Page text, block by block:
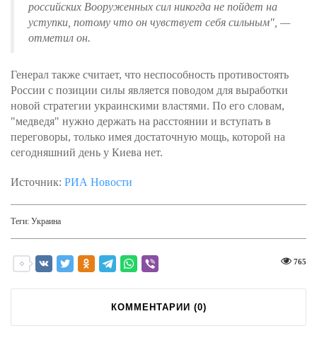
российских Вооруженных сил никогда не пойдет на
уступки, потому что он чувствует себя сильным", —
отметил он.
Генерал также считает, что неспособность противостоять
России с позиции силы является поводом для выработки
новой стратегии украинскими властями. По его словам,
"медведя" нужно держать на расстоянии и вступать в
переговоры, только имея достаточную мощь, которой на
сегодняшний день у Киева нет.
Источник: РИА Новости
Теги: Украина
765
КОММЕНТАРИИ (0)